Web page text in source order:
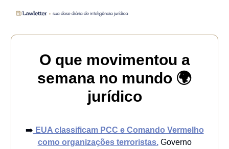
O que movimentou a
semana no mundo 🌍
jurídico
➡️ EUA classificam PCC e Comando Vermelho
como organizações terroristas.Governo